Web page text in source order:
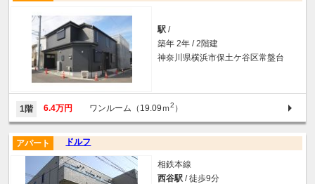
駅 /
築年 2年 / 2階建
神奈川県横浜市保土ケ谷区常盤台
1階 6.4万円 ワンルーム（19.09ｍ2 ）
ドルフ
アパート
相鉄本線
西谷駅 / 徒歩9分